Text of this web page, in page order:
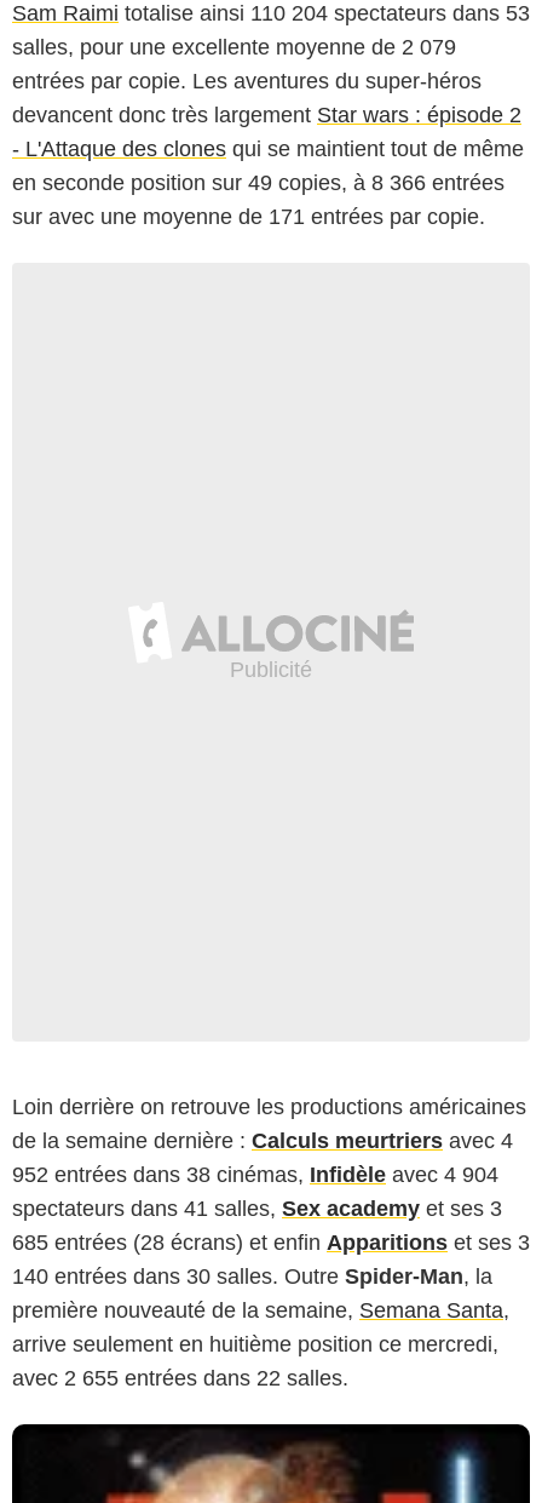
Sam Raimi totalise ainsi 110 204 spectateurs dans 53
salles, pour une excellente moyenne de 2 079
entrées par copie. Les aventures du super-héros
devancent donc très largement Star wars : épisode 2
- L'Attaque des clones qui se maintient tout de même
en seconde position sur 49 copies, à 8 366 entrées
sur avec une moyenne de 171 entrées par copie.
Loin derrière on retrouve les productions américaines
de la semaine dernière : Calculs meurtriers avec 4
952 entrées dans 38 cinémas, Infidèle avec 4 904
spectateurs dans 41 salles, Sex academy et ses 3
685 entrées (28 écrans) et enfin Apparitions et ses 3
140 entrées dans 30 salles. Outre Spider-Man, la
première nouveauté de la semaine, Semana Santa,
arrive seulement en huitième position ce mercredi,
avec 2 655 entrées dans 22 salles.